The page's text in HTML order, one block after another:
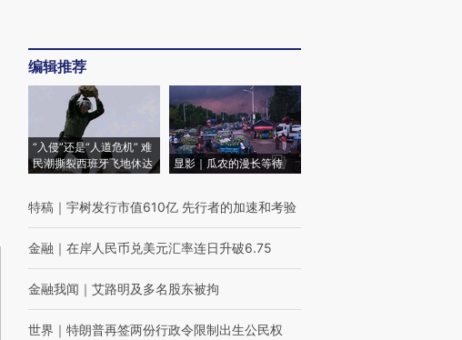
编辑推荐
“入侵”还是“人道危机” 难
民潮撕裂西班牙飞地休达
显影｜瓜农的漫长等待
特稿 ｜ 宇树发行市值610亿 先行者的加速和考验
金融 ｜ 在岸人民币兑美元汇率连日升破6.75
金融我闻 ｜ 艾路明及多名股东被拘
世界 ｜ 特朗普再签两份行政令限制出生公民权